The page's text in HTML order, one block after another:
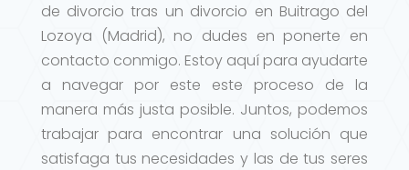
de divorcio tras un divorcio en Buitrago del
Lozoya (Madrid), no dudes en ponerte en
contacto conmigo. Estoy aquí para ayudarte
a navegar por este este proceso de la
manera más justa posible. Juntos, podemos
trabajar para encontrar una solución que
satisfaga tus necesidades y las de tus seres